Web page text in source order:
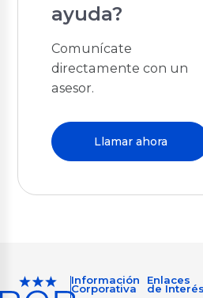
ayuda?
Comunícate
directamente con un
asesor.
Llamar ahora
Información
Corporativa
Enlaces
de Interés